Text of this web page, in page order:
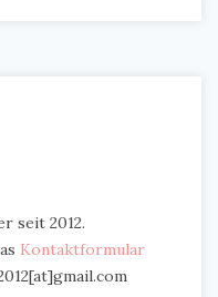
seit 2012.
Kontaktformular